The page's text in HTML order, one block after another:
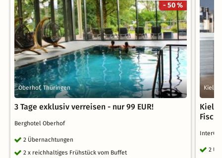
- 50 %
Oberhof, Thüringen
3 Tage exklusiv verreisen - nur 99 EUR!
Berghotel Oberhof
2 Übernachtungen
2 x reichhaltiges Frühstück vom Buffet
Kiel,
Kiel
2